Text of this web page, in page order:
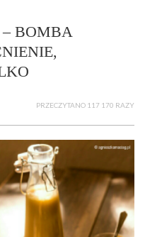
BOMBA
PRZECZYTANO 117 170 RAZY